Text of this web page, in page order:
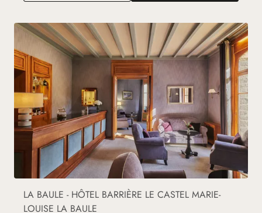
LA BAULE - HÔTEL BARRIÈRE LE CASTEL MARIE-
LOUISE LA BAULE